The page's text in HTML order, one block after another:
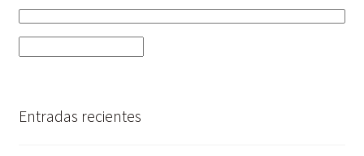
Entradas recientes